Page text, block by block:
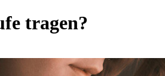
tragen?